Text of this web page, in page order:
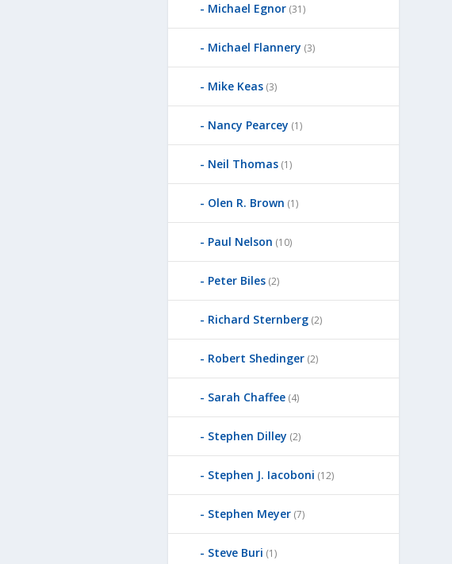
Michael Egnor (31)
Michael Flannery (3)
Mike Keas (3)
Nancy Pearcey (1)
Neil Thomas (1)
Olen R. Brown (1)
Paul Nelson (10)
Peter Biles (2)
Richard Sternberg (2)
Robert Shedinger (2)
Sarah Chaffee (4)
Stephen Dilley (2)
Stephen J. Iacoboni (12)
Stephen Meyer (7)
Steve Buri (1)